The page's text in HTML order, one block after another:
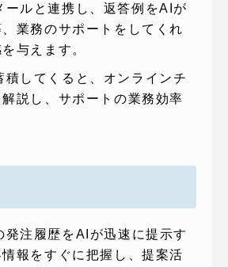
ールと連携し、返答例をAIが
業務のサポートをしてくれ
与えます。
積してくると、オンラインチ
説し、サポートの業務効率
発注履歴をAIが迅速に提示す
報をすぐに把握し、提案活